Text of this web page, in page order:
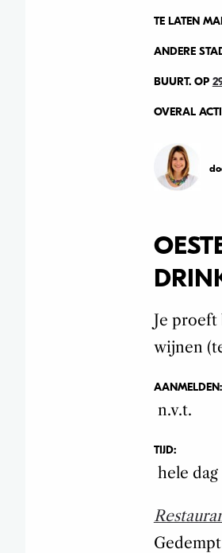
TE LATEN
ANDERE
BUURT. OP
OVERAL
Je proeft
wijnen
AANMELDEN:
n.v.t.
TIJD:
hele dag